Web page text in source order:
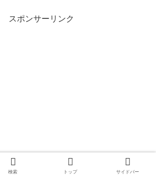
スポンサーリンク
検索 トップ サイドバー